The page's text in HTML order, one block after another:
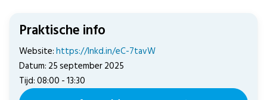
Praktische info
Website:https://lnkd.in/eC-7tavW
Datum: 25 september 2025
Tijd: 08:00 - 13:30